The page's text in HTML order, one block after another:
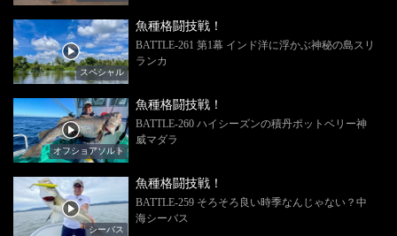
スペシャル
魚種格闘技戦！
BATTLE-261 第1幕 インド洋に浮かぶ神秘の島スリ
ランカ
オフショアソルト
魚種格闘技戦！
BATTLE-260 ハイシーズンの積丹ポットベリー神
威マダラ
シーバス
魚種格闘技戦！
BATTLE-259 そろそろ良い時季なんじゃない？中
海シーバス